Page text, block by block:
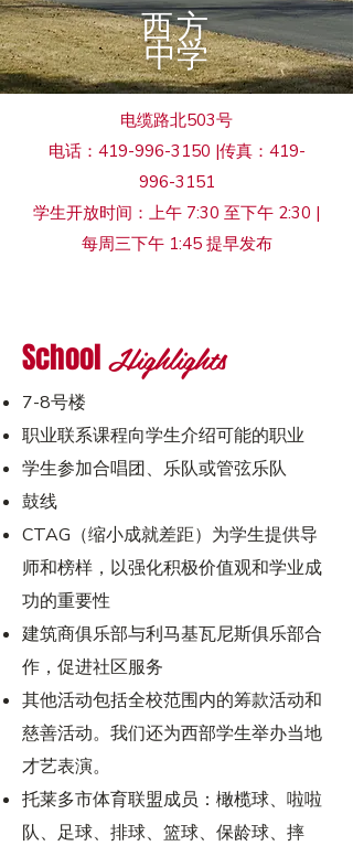
西方
中学
电缆路北503号
电话：419-996-3150 |传真：419-
996-3151
学生开放时间：上午 7:30 至下午 2:30 |
每周三下午 1:45 提早发布
SchoolHighlights
7-8号楼
职业联系课程向学生介绍可能的职业
学生参加合唱团、乐队或管弦乐队
鼓线
CTAG（缩小成就差距）为学生提供导
师和榜样，以强化积极价值观和学业成
功的重要性
建筑商俱乐部与利马基瓦尼斯俱乐部合
作，促进社区服务
其他活动包括全校范围内的筹款活动和
慈善活动。我们还为西部学生举办当地
才艺表演。
托莱多市体育联盟成员：橄榄球、啦啦
队、足球、排球、篮球、保龄球、摔